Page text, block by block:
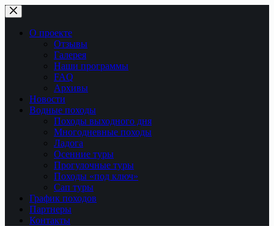
Перейти
к
сути
О проекте
Отзывы
Галерея
Наши программы
FAQ
Архивы
Новости
Водные походы
Походы выходного дня
Многодневные походы
Ладога
Осенние туры
Прогулочные туры
Походы «под ключ»
Сап туры
График походов
Партнеры
Контакты